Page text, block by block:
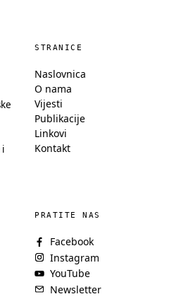
i
STRANICE
Naslovnica
O nama
Vijesti
Publikacije
Linkovi
Kontakt
PRATITE NAS
Facebook
Instagram
YouTube
Newsletter